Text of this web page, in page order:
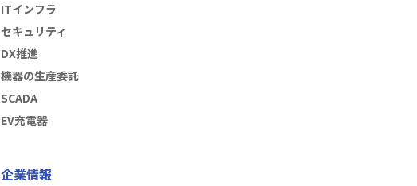
ITインフラ
セキュリティ
DX推進
機器の生産委託
SCADA
EV充電器
企業情報